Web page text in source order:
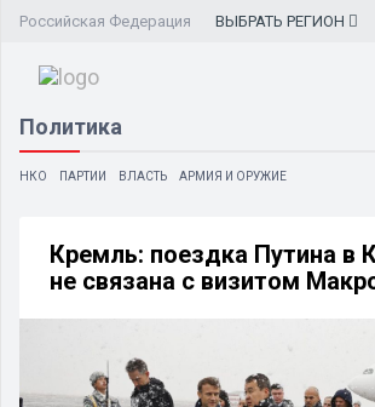
Российская Федерация ВЫБРАТЬ РЕГИОН
Политика
НКО ПАРТИИ ВЛАСТЬ АРМИЯ И ОРУЖИЕ
Кремль: поездка Путина в
не связана с визитом